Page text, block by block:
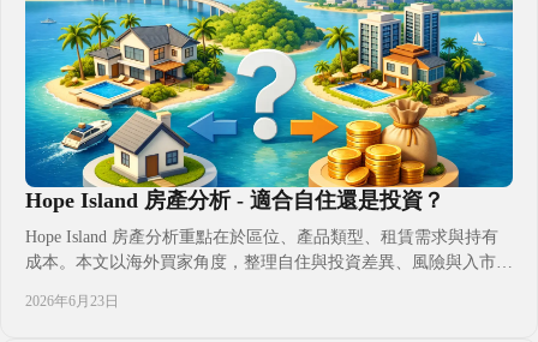
Hope Island 房產分析 - 適合自住還是投資？
Hope Island 房產分析重點在於區位、產品類型、租賃需求與持有
成本。本文以海外買家角度，整理自住與投資差異、風險與入市判
2026年6月23日